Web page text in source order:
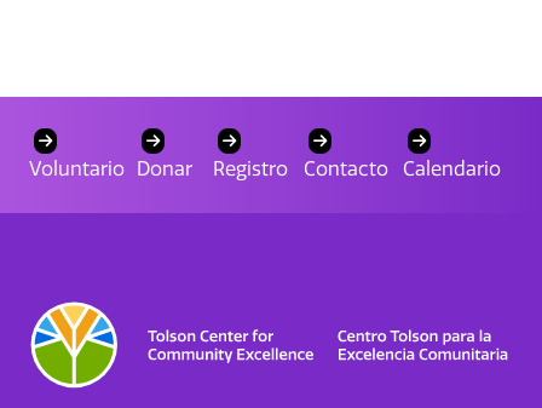
Voluntario Donar Registro Contacto Calendario